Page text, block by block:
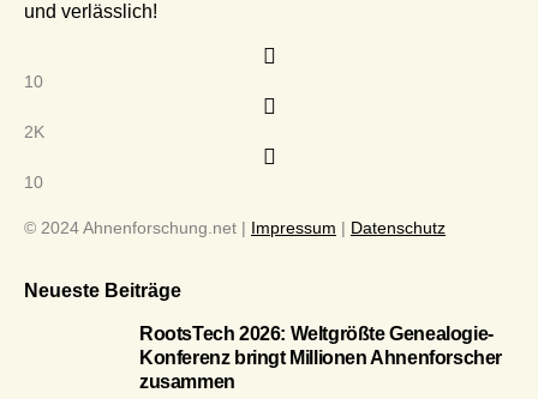
und verlässlich!
10
2K
10
© 2024 Ahnenforschung.net | Impressum | Datenschutz
Neueste Beiträge
RootsTech 2026: Weltgrößte Genealogie-
Konferenz bringt Millionen Ahnenforscher
zusammen